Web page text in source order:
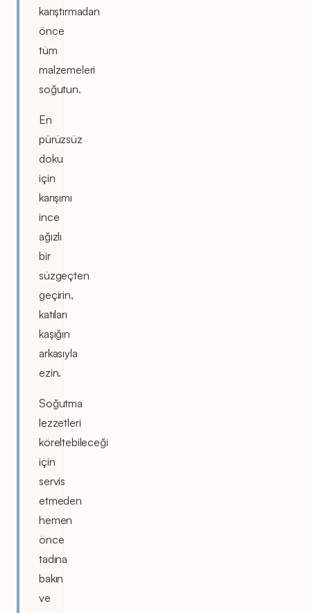
karıştırmadan
önce
tüm
malzemeleri
soğutun.
En
pürüzsüz
doku
için
karışımı
ince
ağızlı
bir
süzgeçten
geçirin,
katıları
kaşığın
arkasıyla
ezin.
Soğutma
lezzetleri
köreltebileceği
için
servis
etmeden
hemen
önce
tadına
bakın
ve